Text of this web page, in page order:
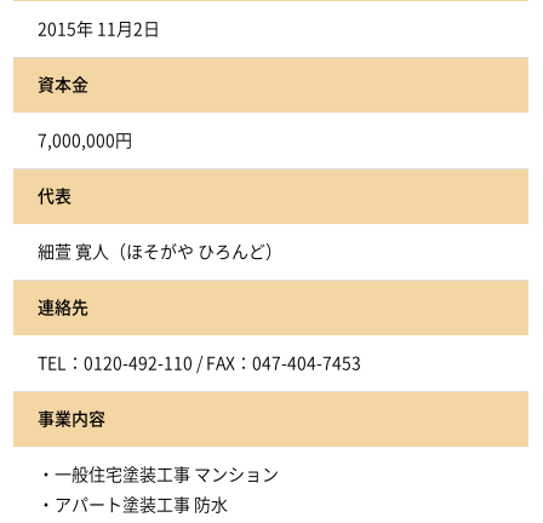
2015年 11月2日
資本金
7,000,000円
代表
細萱 寛人（ほそがや ひろんど）
連絡先
TEL：0120-492-110 / FAX：047-404-7453
事業内容
・一般住宅塗装工事 マンション
・アパート塗装工事 防水